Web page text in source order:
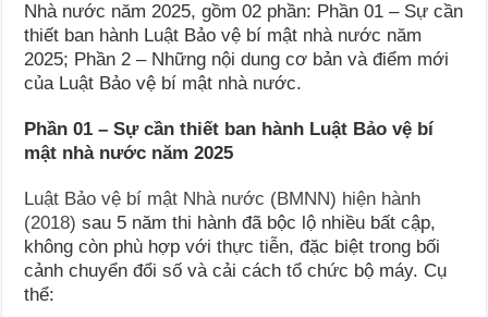
Nhà nước năm 2025, gồm 02 phần: Phần 01 – Sự cần
thiết ban hành Luật Bảo vệ bí mật nhà nước năm
2025; Phần 2 – Những nội dung cơ bản và điểm mới
của Luật Bảo vệ bí mật nhà nước.
Phần 01 – Sự cần thiết ban hành Luật Bảo vệ bí
mật nhà nước năm 2025
Luật Bảo vệ bí mật Nhà nước (BMNN) hiện hành
(2018) sau 5 năm thi hành đã bộc lộ nhiều bất cập,
không còn phù hợp với thực tiễn, đặc biệt trong bối
cảnh chuyển đổi số và cải cách tổ chức bộ máy. Cụ
thể: